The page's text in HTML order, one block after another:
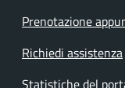
Prenotazione
Richiedi assistenza
Statistiche del